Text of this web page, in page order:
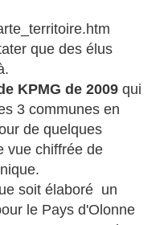
que des élus
KPMG de 2009 qui
3 communes en
de quelques
vue chiffrée de
soit élaboré un
le Pays d'Olonne